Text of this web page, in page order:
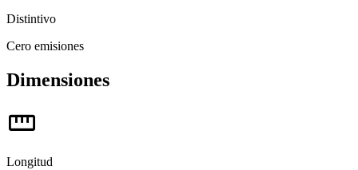
Distintivo
Cero emisiones
Dimensiones
straighten
Longitud